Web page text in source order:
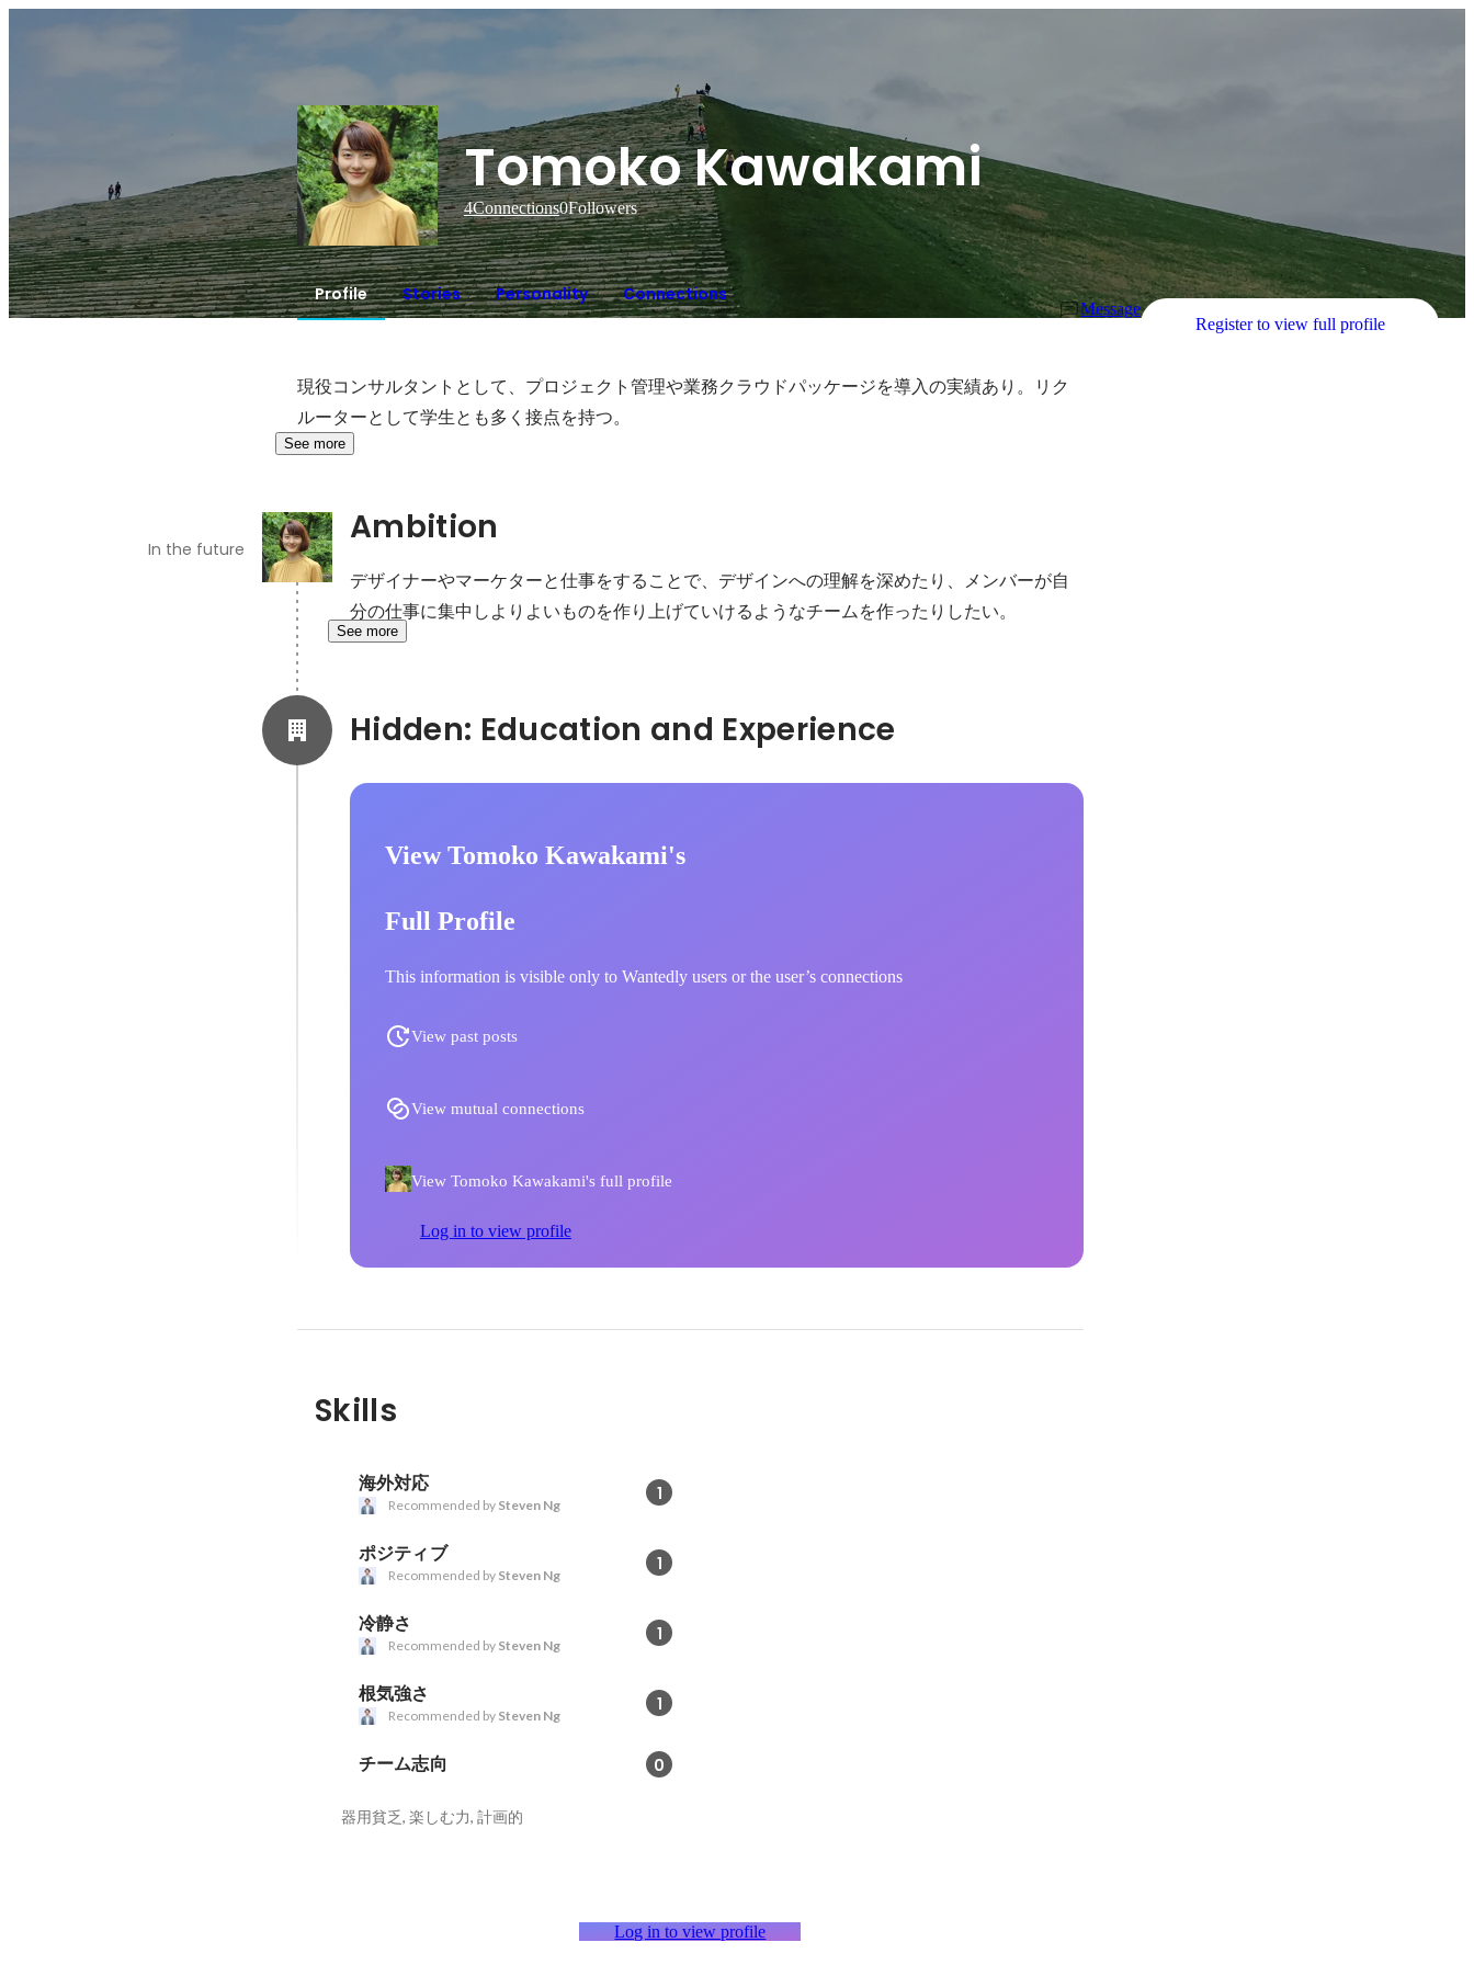
Tomoko Kawakami
4Connections0Followers
Profile Stories Personality Connections
Message
Register to view full profile
現役コンサルタントとして、プロジェクト管理や業務クラウドパッケージを導入の実績あり。リク
ルーターとして学生とも多く接点を持つ。
See more
Ambition
In the future
デザイナーやマーケターと仕事をすることで、デザインへの理解を深めたり、メンバーが自
分の仕事に集中しよりよいものを作り上げていけるようなチームを作ったりしたい。
See more
View Tomoko Kawakami's
Full Profile
This information is visible only to Wantedly users or the user’s connections
View past posts
View mutual connections
View Tomoko Kawakami's full profile
Log in to view profile
Skills
海外対応 1
Recommended by Steven Ng
ポジティブ 1
Recommended by Steven Ng
冷静さ 1
Recommended by Steven Ng
根気強さ 1
Recommended by Steven Ng
チーム志向 0
器用貧乏, 楽しむ力, 計画的
Log in to view profile